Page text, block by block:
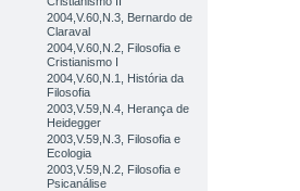
2004,V.60,N.3, Bernardo de
Claraval
2004,V.60,N.2, Filosofia e
Cristianismo I
2004,V.60,N.1, História da
Filosofia
2003,V.59,N.4, Herança de
Heidegger
2003,V.59,N.3, Filosofia e
Ecologia
2003,V.59,N.2, Filosofia e
Psicanálise